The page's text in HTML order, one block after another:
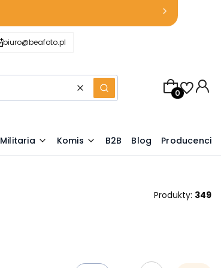
biuro@beafoto.pl
WyczyśćSzukaj
Produkty w
Militaria Komis B2B Blog Producenci
Produkty: 349